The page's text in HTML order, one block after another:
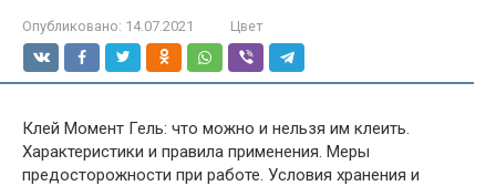
Опубликовано: 14.07.2021 Цвет
Клей Момент Гель: что можно и нельзя им клеить.
Характеристики и правила применения. Меры
предосторожности при работе. Условия хранения и